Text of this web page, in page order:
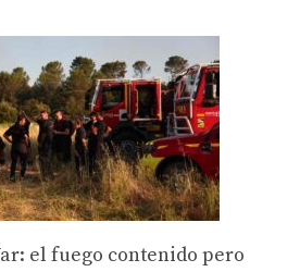
el fuego contenido pero